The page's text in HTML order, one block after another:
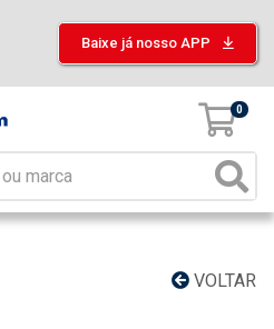
Baixe já nosso APP
0
VOLTAR